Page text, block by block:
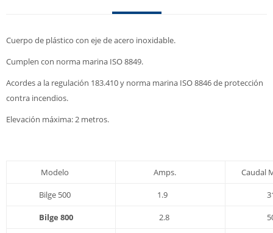
Cuerpo de plástico con eje de acero inoxidable.
Cumplen con norma marina ISO 8849.
Acordes a la regulación 183.410 y norma marina ISO 8846 de protección
contra incendios.
Elevación máxima: 2 metros.
Modelo Amps. Caudal
Bilge 500 1.9
Bilge 800 2.8